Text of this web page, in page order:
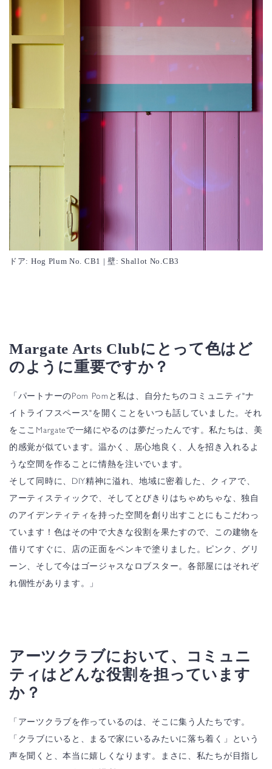
ドア: Hog Plum No. CB1 | 壁: Shallot No.CB3
Margate Arts Clubにとって色はど
のように重要ですか？
「パートナーのPom Pomと私は、自分たちのコミュニティ"ナ
イトライフスペース"を開くことをいつも話していました。それ
をここMargateで一緒にやるのは夢だったんです。私たちは、美
的感覚が似ています。温かく、居心地良く、人を招き入れるよ
うな空間を作ることに情熱を注いでいます。
そして同時に、DIY精神に溢れ、地域に密着した、クィアで、
アーティスティックで、そしてとびきりはちゃめちゃな、独自
のアイデンティティを持った空間を創り出すことにもこだわっ
ています！色はその中で大きな役割を果たすので、この建物を
借りてすぐに、店の正面をペンキで塗りました。ピンク、グリ
ーン、そして今はゴージャスなロブスター。各部屋にはそれぞ
れ個性があります。」
アーツクラブにおいて、コミュニ
ティはどんな役割を担っています
か？
「アーツクラブを作っているのは、そこに集う人たちです。
「クラブにいると、まるで家にいるみたいに落ち着く」という
声を聞くと、本当に嬉しくなります。まさに、私たちが目指し